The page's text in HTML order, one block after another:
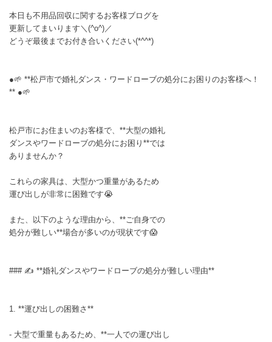
本日も不用品回収に関するお客様ブログを
更新してまいります＼(^o^)／
どうぞ最後までお付き合いください(*^^*)
●🌱 **松戸市で婚礼ダンス・ワードローブの処分にお困りのお客様へ！
** ●🌱
松戸市にお住まいのお客様で、**大型の婚礼
ダンスやワードローブの処分にお困り**では
ありませんか？
これらの家具は、大型かつ重量があるため
運び出しが非常に困難です😭
また、以下のような理由から、**ご自身での
処分が難しい**場合が多いのが現状です😱
### ✍ **婚礼ダンスやワードローブの処分が難しい理由**
1. **運び出しの困難さ**
- 大型で重量もあるため、**一人での運び出し